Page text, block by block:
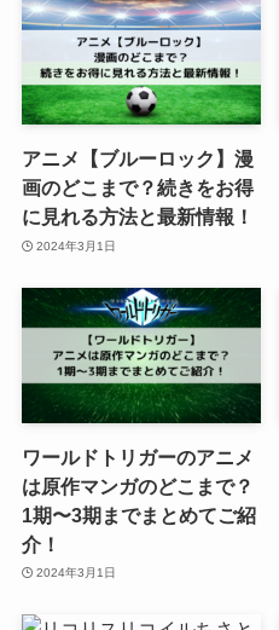
アニメ【ブルーロック】漫
画のどこまで？続きをお得
に見れる方法と最新情報！
2024年3月1日
ワールドトリガーのアニメ
は原作マンガのどこまで？
1期〜3期までまとめてご紹
介！
2024年3月1日